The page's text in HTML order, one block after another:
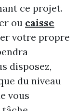
ce projet.
ou caisse
votre propre
disposez,
du niveau
vous